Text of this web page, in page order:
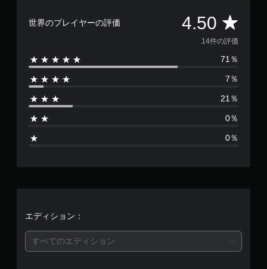
世界のプレイヤーの評価 4.50 評
価
数
は
4
14件の評価
71％
7％
21％
0％
0％
エディション：
すべてのエディション